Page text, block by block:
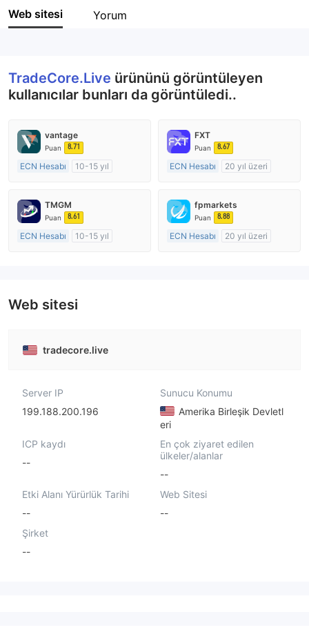
Şirket Adı
Web sitesi Yorum
TradeCore.Live ürününü görüntüleyen
kullanıcılar bunları da görüntüledi..
vantage
Puan 8.71
ECN Hesabı
10-15 yıl
Pazar Yapıcılık (MM)
MT4 Tam Lisans
FXT
Puan 8.67
ECN Hesabı
20 yıl üzeri
Pazar Yapıcılık (MM)
MT4 Tam Lisans
TMGM
Puan 8.61
ECN Hesabı
10-15 yıl
fpmarkets
Puan 8.88
ECN Hesabı
20 yıl üzeri
Web sitesi
tradecore.live
Server IP
199.188.200.196
Sunucu Konumu
Amerika Birleşik Devletl
eri
ICP kaydı
--
En çok ziyaret edilen
ülkeler/alanlar
--
Etki Alanı Yürürlük Tarihi
--
Web Sitesi
--
Şirket
--